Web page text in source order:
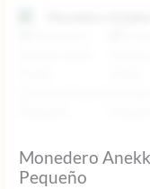
Monedero
Pequeño